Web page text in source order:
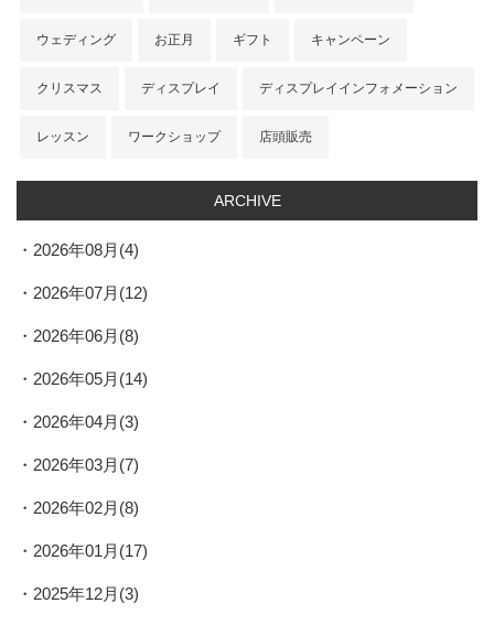
ウェディング お正月 ギフト キャンペーン
クリスマス ディスプレイ ディスプレイインフォメーション
レッスン ワークショップ 店頭販売
ARCHIVE
2026年08月(4)
2026年07月(12)
2026年06月(8)
2026年05月(14)
2026年04月(3)
2026年03月(7)
2026年02月(8)
2026年01月(17)
2025年12月(3)